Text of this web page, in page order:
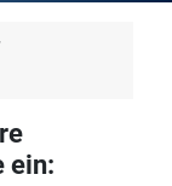
ein: